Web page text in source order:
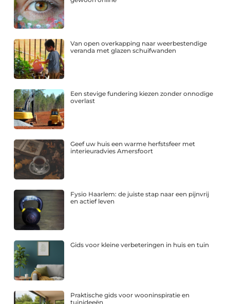
Van open overkapping naar weerbestendige
veranda met glazen schuifwanden
Een stevige fundering kiezen zonder onnodige
overlast
Geef uw huis een warme herfstsfeer met
interieuradvies Amersfoort
Fysio Haarlem: de juiste stap naar een pijnvrij
en actief leven
Gids voor kleine verbeteringen in huis en tuin
Praktische gids voor wooninspiratie en
tuinideeën